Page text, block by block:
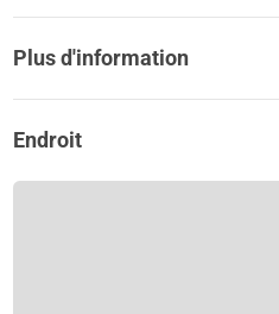
Plus d'information
Endroit